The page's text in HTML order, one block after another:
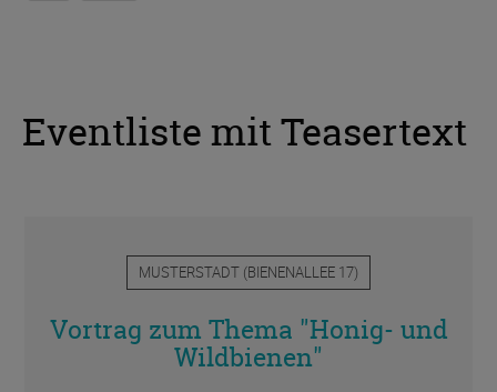
Eventliste mit Teasertext
MUSTERSTADT (BIENENALLEE 17)
Vortrag zum Thema "Honig- und
Wildbienen"